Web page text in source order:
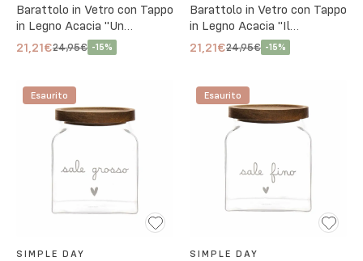
Barattolo in Vetro con Tappo
in Legno Acacia "Un
Biscotto Tira L'altro"
21,21€24,95€ -15%
Barattolo in Vetro con Tappo
in Legno Acacia "Il
Buongiorno Si Vede dal
Mattino"
21,21€24,95€ -15%
Esaurito
SIMPLE DAY
Esaurito
SIMPLE DAY